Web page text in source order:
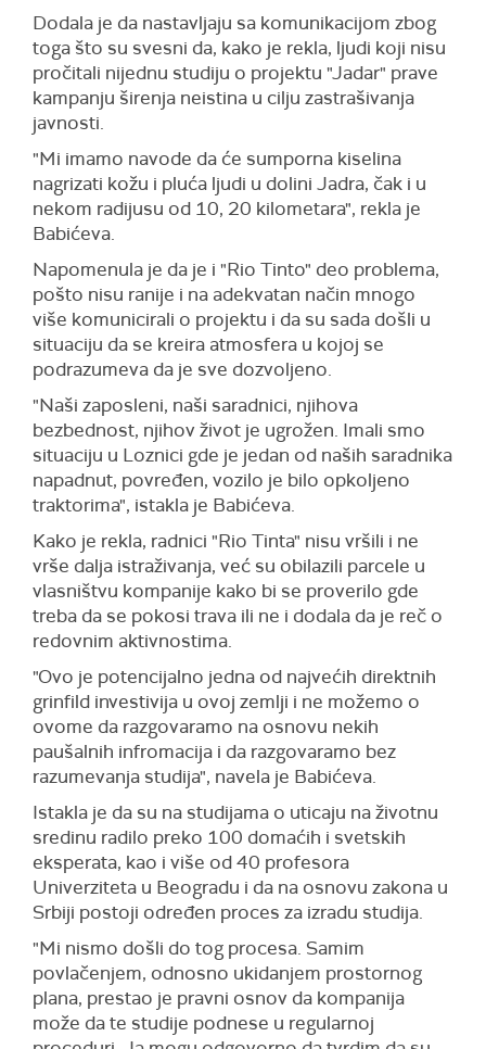
Dodala je da nastavljaju sa komunikacijom zbog
toga što su svesni da, kako je rekla, ljudi koji nisu
pročitali nijednu studiju o projektu "Jadar" prave
kampanju širenja neistina u cilju zastrašivanja
javnosti.
"Mi imamo navode da će sumporna kiselina
nagrizati kožu i pluća ljudi u dolini Jadra, čak i u
nekom radijusu od 10, 20 kilometara", rekla je
Babićeva.
Napomenula je da je i "Rio Tinto" deo problema,
pošto nisu ranije i na adekvatan način mnogo
više komunicirali o projektu i da su sada došli u
situaciju da se kreira atmosfera u kojoj se
podrazumeva da je sve dozvoljeno.
"Naši zaposleni, naši saradnici, njihova
bezbednost, njihov život je ugrožen. Imali smo
situaciju u Loznici gde je jedan od naših saradnika
napadnut, povređen, vozilo je bilo opkoljeno
traktorima", istakla je Babićeva.
Kako je rekla, radnici "Rio Tinta" nisu vršili i ne
vrše dalja istraživanja, već su obilazili parcele u
vlasništvu kompanije kako bi se proverilo gde
treba da se pokosi trava ili ne i dodala da je reč o
redovnim aktivnostima.
"Ovo je potencijalno jedna od najvećih direktnih
grinfild investivija u ovoj zemlji i ne možemo o
ovome da razgovaramo na osnovu nekih
paušalnih infromacija i da razgovaramo bez
razumevanja studija", navela je Babićeva.
Istakla je da su na studijama o uticaju na životnu
sredinu radilo preko 100 domaćih i svetskih
eksperata, kao i više od 40 profesora
Univerziteta u Beogradu i da na osnovu zakona u
Srbiji postoji određen proces za izradu studija.
"Mi nismo došli do tog procesa. Samim
povlačenjem, odnosno ukidanjem prostornog
plana, prestao je pravni osnov da kompanija
može da te studije podnese u regularnoj